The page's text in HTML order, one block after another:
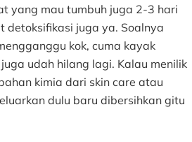
yang mau tumbuh juga 2-3 hari
detoksifikasi juga ya. Soalnya
kok, cuma kayak
udah hilang lagi. Kalau menilik
kimia dari skin care atau
dulu baru dibersihkan gitu